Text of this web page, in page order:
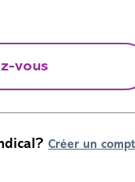
vous
Créer un